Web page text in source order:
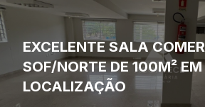
EXCELENTE SALA
SOF/NORTE DE 100M²
LOCALIZAÇÃO